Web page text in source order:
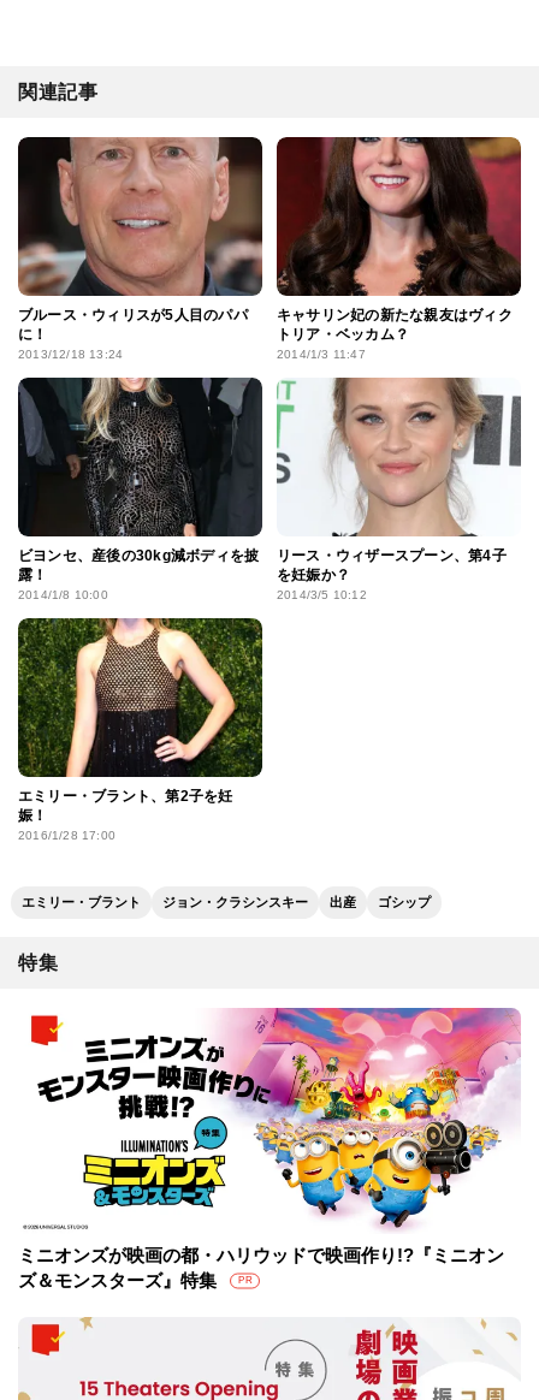
関連記事
ブルース・ウィリスが5人目のパパ
に！
2013/12/18 13:24
キャサリン妃の新たな親友はヴィク
トリア・ベッカム？
2014/1/3 11:47
ビヨンセ、産後の30kg減ボディを披
露！
2014/1/8 10:00
リース・ウィザースプーン、第4子
を妊娠か？
2014/3/5 10:12
エミリー・ブラント、第2子を妊
娠！
2016/1/28 17:00
エミリー・ブラント ジョン・クラシンスキー 出産 ゴシップ
特集
ミニオンズが映画の都・ハリウッドで映画作り!?『ミニオン
ズ＆モンスターズ』特集
PR